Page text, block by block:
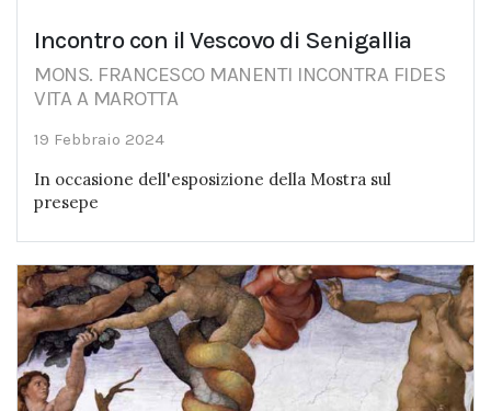
Incontro con il Vescovo di Senigallia
MONS. FRANCESCO MANENTI INCONTRA FIDES
VITA A MAROTTA
19 Febbraio 2024
In occasione dell'esposizione della Mostra sul
presepe